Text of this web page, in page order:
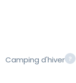
Camping d'hiver